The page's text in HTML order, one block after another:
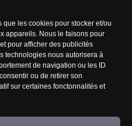
les cookies pour stocker et/ou
appareils. Nous le faisons pour
pour afficher des publicités
technologies nous autorisera à
de navigation ou les ID
ou de retirer son
sur certaines fonctonnalités et